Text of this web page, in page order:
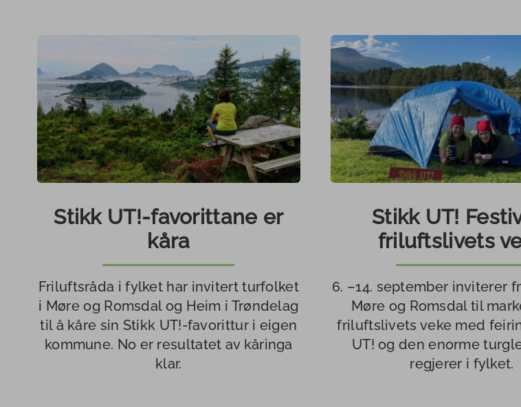
Stikk UT!-favorittane er
kåra
Friluftsråda i fylket har invitert turfolket
i Møre og Romsdal og Heim i Trøndelag
til å kåre sin Stikk UT!-favorittur i eigen
kommune. No er resultatet av kåringa
klar.
Stikk UT!
friluftslivets
6. –14. september inviterer
Møre og Romsdal til
friluftslivets veke med
UT! og den enorme
regjerer i fylket.